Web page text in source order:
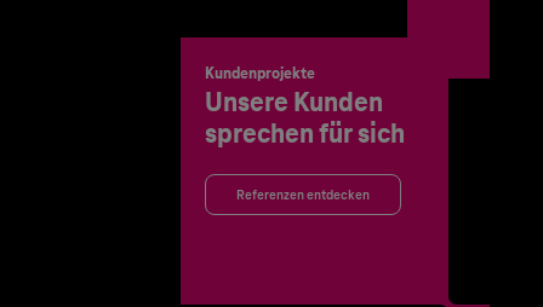
Kundenprojekte
Unsere Kunden
sprechen für sich
Referenzen entdecken